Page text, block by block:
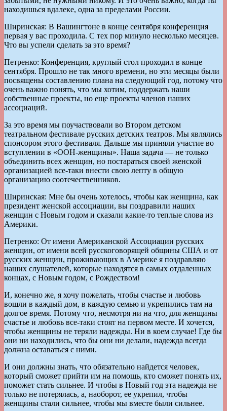
находишься вдалеке, одна за пределами России.
Ширинская: В Вашингтоне в конце сентября конференция
первая у вас проходила. С тех пор минуло несколько месяцев.
Что вы успели сделать за это время?
Петренко: Конференция, круглый стол проходил в конце
сентября. Прошло не так много времени, но эти месяцы были
посвящены составлению плана на следующий год, потому что
очень важно понять, что мы хотим, поддержать наши
собственные проекты, но еще проекты членов наших
ассоциаций.
За это время мы поучаствовали во Втором детском
театральном фестивале русских детских театров. Мы являлись
спонсором этого фестиваля. Дальше мы приняли участие во
вступлении в «ООН-женщины». Наша задача — не только
объединить всех женщин, но постараться своей женской
организацией все-таки внести свою лепту в общую
организацию соотечественников.
Ширинская: Мне бы очень хотелось, чтобы как женщина, как
президент женской ассоциации, вы поздравили наших
женщин с Новым годом и сказали какие-то теплые слова из
Америки.
Петренко: От имени Американской Ассоциации русских
женщин, от имени всей русскоговорящей общины США и от
русских женщин, проживающих в Америке я поздравляю
наших слушателей, которые находятся в самых отдаленных
концах, с Новым годом, с Рождеством!
И, конечно же, я хочу пожелать, чтобы счастье и любовь
вошли в каждый дом, в каждую семью и укрепились там на
долгое время. Потому что, несмотря ни на что, для женщины
счастье и любовь все-таки стоят на первом месте. И хочется,
чтобы женщины не теряли надежды. Ни в коем случае! Где бы
они ни находились, что бы они ни делали, надежда всегда
должна оставаться с ними.
И они должны знать, что обязательно найдется человек,
который сможет прийти им на помощь, кто сможет понять их,
поможет стать сильнее. И чтобы в Новый год эта надежда не
только не потерялась, а, наоборот, ее укрепил, чтобы
женщины стали сильнее, чтобы мы вместе были сильнее.